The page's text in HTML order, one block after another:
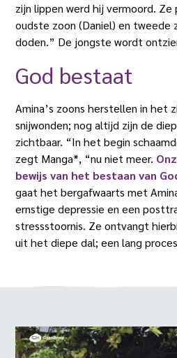
zijn lippen werd hij vermoord. Ze
oudste zoon (Daniel) en tweede
doden.” De jongste wordt
God bestaat
Amina’s zoons herstellen in het
snijwonden; nog altijd zijn de
zichtbaar. “In het begin
zegt Manga*, “nu niet meer.
bewijs van het bestaan van
gaat het bergafwaarts met
ernstige depressie en een
stressstoornis. Ze ontvangt
uit het diepe dal; een lang